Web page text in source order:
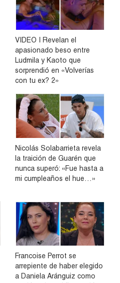
VIDEO | Revelan el
apasionado beso entre
Ludmila y Kaoto que
sorprendió en «Volverías
con tu ex? 2»
Nicolás Solabarrieta revela
la traición de Guarén que
nunca superó: «Fue hasta a
mi cumpleaños el hue…»
Francoise Perrot se
arrepiente de haber elegido
a Daniela Aránguiz como